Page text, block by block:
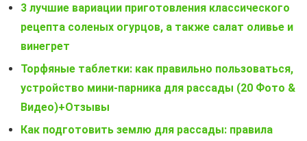
3 лучшие вариации приготовления классического
рецепта соленых огурцов, а также салат оливье и
винегрет
Торфяные таблетки: как правильно пользоваться,
устройство мини-парника для рассады (20 Фото &
Видео)+Отзывы
Как подготовить землю для рассады: правила